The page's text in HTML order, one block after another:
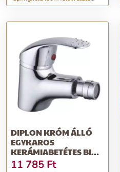
egykaros kerámiabeté...
DIPLON KRÓM ÁLLÓ
EGYKAROS
KERÁMIABETÉTES BIDE
CSAPTELEP ST03806
11 785 Ft